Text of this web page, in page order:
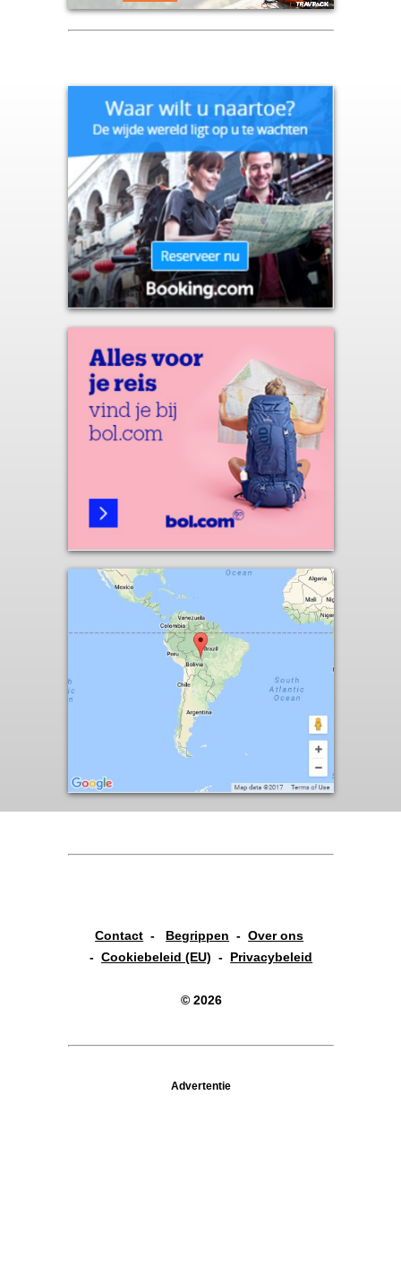
Contact - Begrippen -Over ons
-Cookiebeleid (EU) - Privacybeleid
© 2026
Advertentie